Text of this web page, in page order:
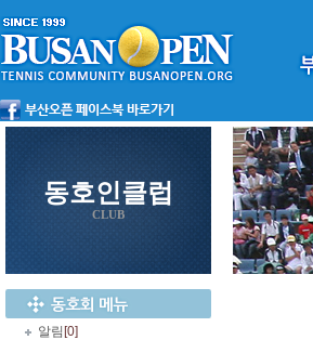
동호인클럽
CLUB
알림 [0]